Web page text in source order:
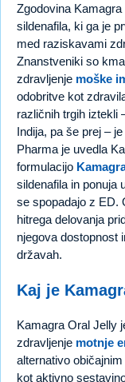
Zgodovina
sildenafila, ki ga je
med raziskavami
Znanstveniki so
zdravljenje moške
odobritve kot
različnih trgih iztekli
Indija, pa še prej –
Pharma je uvedla
formulacijo
sildenafila in ponuja
se spopadajo z ED.
hitrega delovanja
njegova dostopnost
državah.
Kaj je
Kamagra Oral Jelly
zdravljenje motnje
alternativo običajnim
kot aktivno